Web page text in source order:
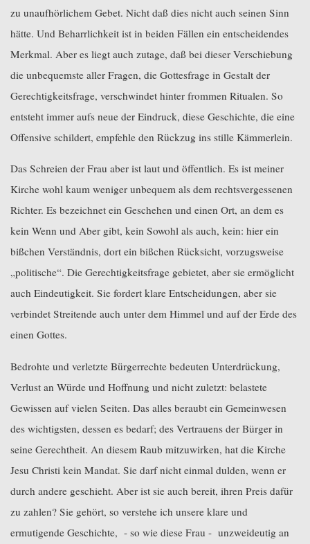
zu unaufhörlichem Gebet. Nicht daß dies nicht auch seinen Sinn
hätte. Und Beharrlichkeit ist in beiden Fällen ein entscheidendes
Merkmal. Aber es liegt auch zutage, daß bei dieser Verschiebung
die unbequemste aller Fragen, die Gottesfrage in Gestalt der
Gerechtigkeitsfrage, verschwindet hinter frommen Ritualen. So
entsteht immer aufs neue der Eindruck, diese Geschichte, die eine
Offensive schildert, empfehle den Rückzug ins stille Kämmerlein.
Das Schreien der Frau aber ist laut und öffentlich. Es ist meiner
Kirche wohl kaum weniger unbequem als dem rechtsvergessenen
Richter. Es bezeichnet ein Geschehen und einen Ort, an dem es
kein Wenn und Aber gibt, kein Sowohl als auch, kein: hier ein
bißchen Verständnis, dort ein bißchen Rücksicht, vorzugsweise
„politische“. Die Gerechtigkeitsfrage gebietet, aber sie ermöglicht
auch Eindeutigkeit. Sie fordert klare Entscheidungen, aber sie
verbindet Streitende auch unter dem Himmel und auf der Erde des
einen Gottes.
Bedrohte und verletzte Bürgerrechte bedeuten Unterdrückung,
Verlust an Würde und Hoffnung und nicht zuletzt: belastete
Gewissen auf vielen Seiten. Das alles beraubt ein Gemeinwesen
des wichtigsten, dessen es bedarf; des Vertrauens der Bürger in
seine Gerechtheit. An diesem Raub mitzuwirken, hat die Kirche
Jesu Christi kein Mandat. Sie darf nicht einmal dulden, wenn er
durch andere geschieht. Aber ist sie auch bereit, ihren Preis dafür
zu zahlen? Sie gehört, so verstehe ich unsere klare und
ermutigende Geschichte, - so wie diese Frau - unzweideutig an